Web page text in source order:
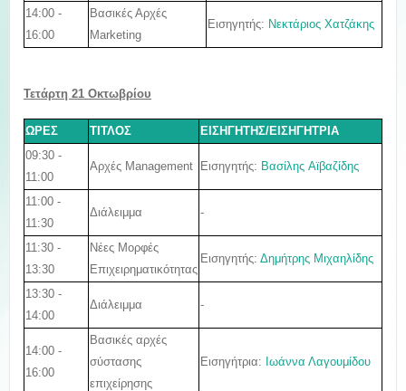
14:00 -
16:00
Βασικές Αρχές
Marketing
Εισηγητής: Νεκτάριος Χατζάκης
Τετάρτη 21 Οκτωβρίου
ΩΡΕΣ ΤΙΤΛΟΣ
ΕΙΣΗΓΗΤΗΣ/ΕΙΣΗΓΗΤΡΙΑ
09:30 -
11:00
Αρχές Management Εισηγητής: Βασίλης Aϊβαζίδης
11:00 -
11:30
Διάλειμμα -
11:30 -
13:30
Νέες Μορφές
Επιχειρηματικότητας
Εισηγητής: Δημήτρης Μιχαηλίδης
13:30 -
14:00
Διάλειμμα -
14:00 -
16:00
Βασικές αρχές
σύστασης
επιχείρησης
Εισηγήτρια: Ιωάννα Λαγουμίδου